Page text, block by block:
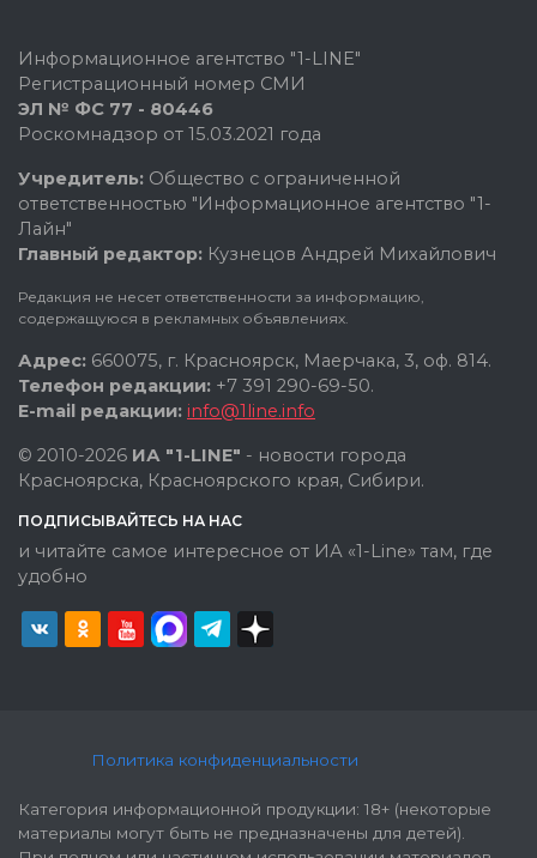
Информационное агентство "1-LINE"
Регистрационный номер СМИ
ЭЛ № ФС 77 - 80446
Роскомнадзор от 15.03.2021 года
Учредитель: Общество с ограниченной
ответственностью "Информационное агентство "1-
Лайн"
Главный редактор: Кузнецов Андрей Михайлович
Редакция не несет ответственности за информацию,
содержащуюся в рекламных объявлениях.
Адрес: 660075, г. Красноярск, Маерчака, 3, оф. 814.
Телефон редакции: +7 391 290-69-50.
E-mail редакции: info@1line.info
© 2010-2026 ИА "1-LINE" - новости города
Красноярска, Красноярского края, Сибири.
ПОДПИСЫВАЙТЕСЬ НА НАС
и читайте самое интересное от ИА «1-Line» там, где
удобно
Политика конфиденциальности
Категория информационной продукции: 18+ (некоторые
материалы могут быть не предназначены для детей).